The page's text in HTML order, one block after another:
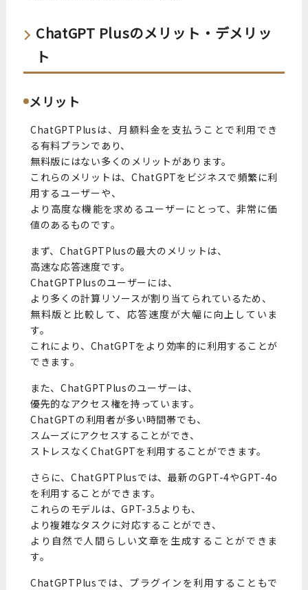
ChatGPT Plusのメリット・デメリッ
ト
メリット
ChatGPTPlusは、月額料金を支払うことで利用でき
る有料プランであり、
無料版にはない多くのメリットがあります。
これらのメリットは、ChatGPTをビジネスで頻繁に利
用するユーザーや、
より高度な機能を求めるユーザーにとって、非常に価
値のあるものです。
まず、ChatGPTPlusの最大のメリットは、
高速な応答速度です。
ChatGPTPlusのユーザーには、
より多くの計算リソースが割り当てられているため、
無料版と比較して、応答速度が大幅に向上していま
す。
これにより、ChatGPTをより効率的に利用することが
できます。
また、ChatGPTPlusのユーザーは、
優先的なアクセス権を持っています。
ChatGPTの利用者が多い時間帯でも、
スムーズにアクセスすることができ、
ストレスなくChatGPTを利用することができます。
さらに、ChatGPTPlusでは、最新のGPT-4やGPT-4o
を利用することができます。
これらのモデルは、GPT-3.5よりも、
より複雑なタスクに対応することができ、
より自然で人間らしい文章を生成することができま
す。
ChatGPTPlusでは、プラグインを利用することもで